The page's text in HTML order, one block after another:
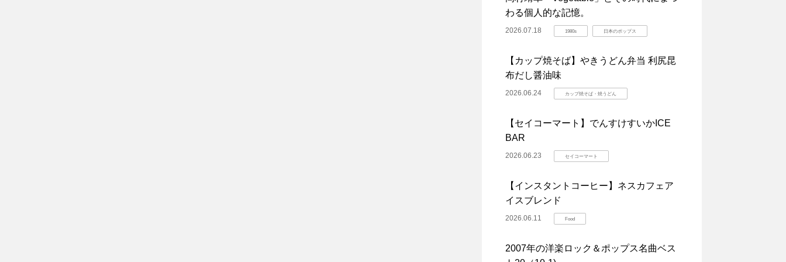
わる個人的な記憶。
2026.07.18 1980s 日本のポップス
【カップ焼そば】やきうどん弁当 利尻昆
布だし醤油味
2026.06.24 カップ焼そば・焼うどん
【セイコーマート】でんすけすいかICE
BAR
2026.06.23 セイコーマート
【インスタントコーヒー】ネスカフェア
イスブレンド
2026.06.11 Food
2007年の洋楽ロック＆ポップス名曲ベス